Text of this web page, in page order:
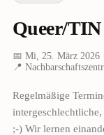
Queer/
📅 Mi, 25. März 2026
📍
Regelmäßige
;-) Wir lernen